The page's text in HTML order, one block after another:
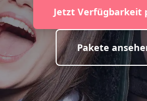
Jetzt Verfügbarkeit
Pakete